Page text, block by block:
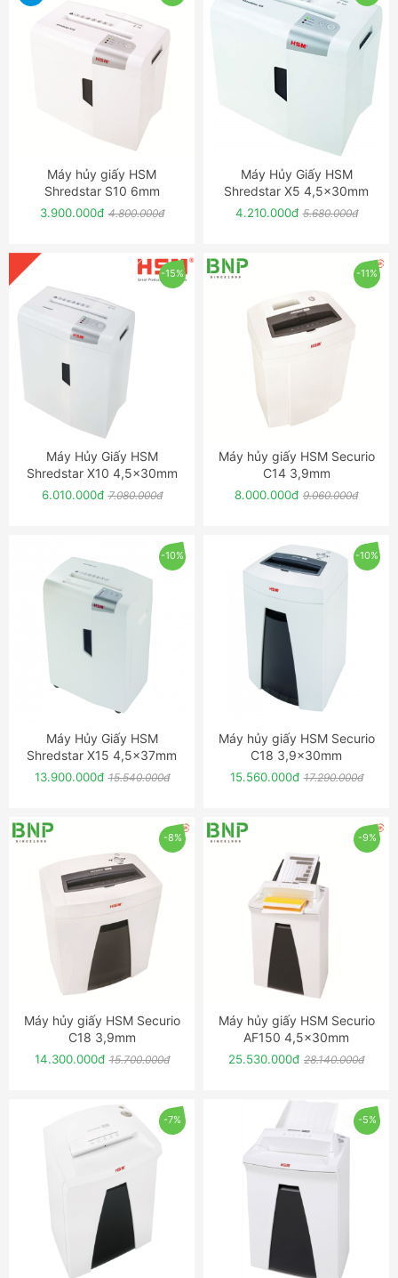
ĐẶT NGAY
Máy hủy giấy HSM
Shredstar S10 6mm
3.900.000đ 4.800.000đ
ĐẶT NGAY
Máy Hủy Giấy HSM
Shredstar X5 4,5x30mm
4.210.000đ 5.680.000đ
-15%
ĐẶT NGAY
Máy Hủy Giấy HSM
Shredstar X10 4,5x30mm
6.010.000đ 7.080.000đ
-11%
ĐẶT NGAY
Máy hủy giấy HSM Securio
C14 3,9mm
8.000.000đ 9.060.000đ
-10%
ĐẶT NGAY
Máy Hủy Giấy HSM
Shredstar X15 4,5x37mm
13.900.000đ 15.540.000đ
-10%
ĐẶT NGAY
Máy hủy giấy HSM Securio
C18 3,9x30mm
15.560.000đ 17.290.000đ
-8%
ĐẶT NGAY
Máy hủy giấy HSM Securio
C18 3,9mm
14.300.000đ 15.700.000đ
-9%
ĐẶT NGAY
Máy hủy giấy HSM Securio
AF150 4,5x30mm
25.530.000đ 28.140.000đ
-7% -5%